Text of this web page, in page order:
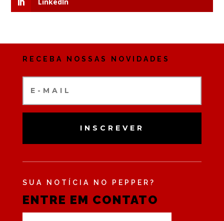
RECEBA NOSSAS NOVIDADES
INSCREVER
SUA NOTÍCIA NO PEPPER?
ENTRE EM CONTATO